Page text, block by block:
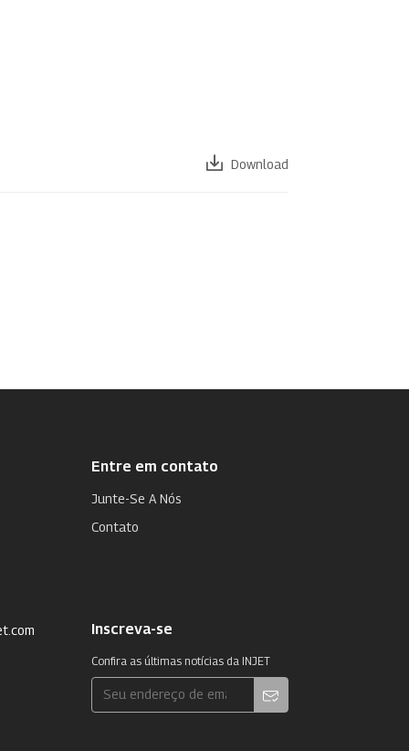
Download
Entre em contato
Junte-Se A Nós
Contato
Inscreva-se
Confira as últimas notícias da INJET